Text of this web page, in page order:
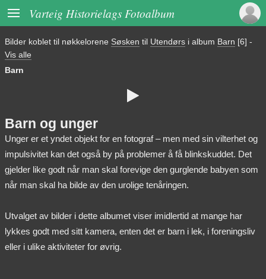
 Varteig Historielags Fotoalbum
Bilder koblet til nøkkelorene Søsken til Utendørs i album Barn [6] -
Vis alle
Barn

Barn og unger
Unger er et yndet objekt for en fotograf – men med sin vilterhet og
impulsivitet kan det også by på problemer å få blinkskuddet. Det
gjelder like godt når man skal forevige den gurglende babyen som
når man skal ha bilde av den urolige tenåringen.
Utvalget av bilder i dette albumet viser imidlertid at mange har
lykkes godt med sitt kamera, enten det er barn i lek, i foreningsliv
eller i ulike aktiviteter for øvrig.